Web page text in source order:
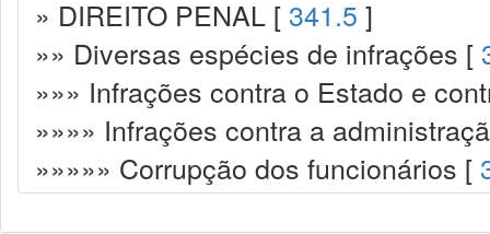
» DIREITO PENAL [ 341.5 ]
»» Diversas espécies de infrações [
»»» Infrações contra o Estado e
»»»» Infrações contra a
»»»»» Corrupção dos funcionários [